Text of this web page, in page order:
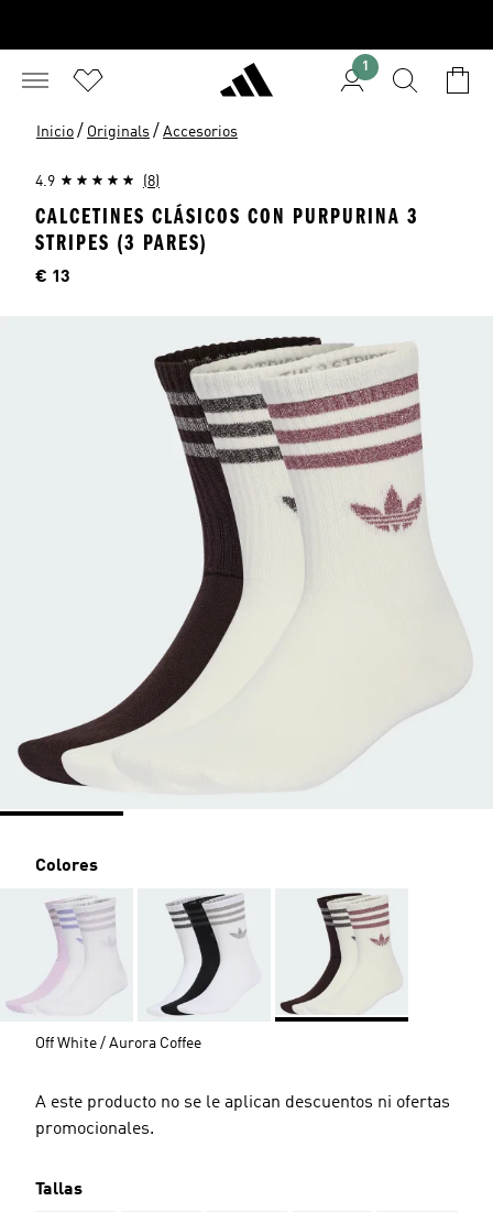
1
Inicio / Originals / Accesorios
4.9 (8)
CALCETINES CLÁSICOS CON PURPURINA 3
STRIPES (3 PARES)
Precio
€ 13
Colores
Off White / Aurora Coffee
A este producto no se le aplican descuentos ni ofertas
promocionales.
Tallas